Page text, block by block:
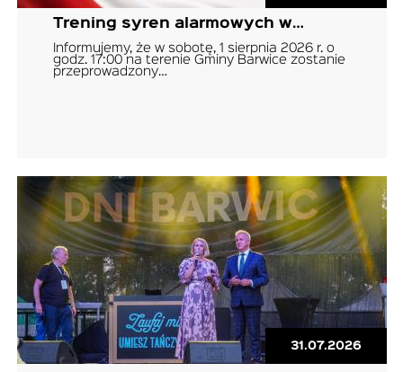
Trening syren alarmowych w…
Informujemy, że w sobotę, 1 sierpnia 2026 r. o
godz. 17:00 na terenie Gminy Barwice zostanie
przeprowadzony…
31.07.2026